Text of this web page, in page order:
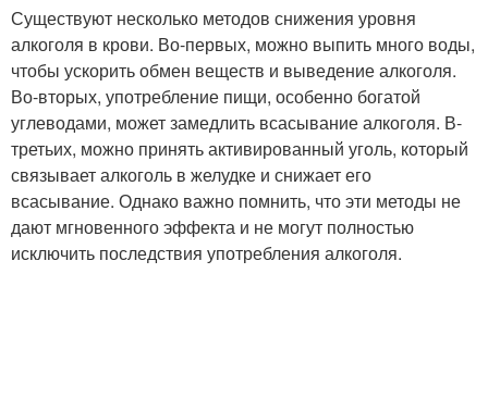
Существуют несколько методов снижения уровня
алкоголя в крови. Во-первых, можно выпить много воды,
чтобы ускорить обмен веществ и выведение алкоголя.
Во-вторых, употребление пищи, особенно богатой
углеводами, может замедлить всасывание алкоголя. В-
третьих, можно принять активированный уголь, который
связывает алкоголь в желудке и снижает его
всасывание. Однако важно помнить, что эти методы не
дают мгновенного эффекта и не могут полностью
исключить последствия употребления алкоголя.